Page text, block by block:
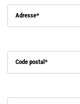
Adresse
Code postal